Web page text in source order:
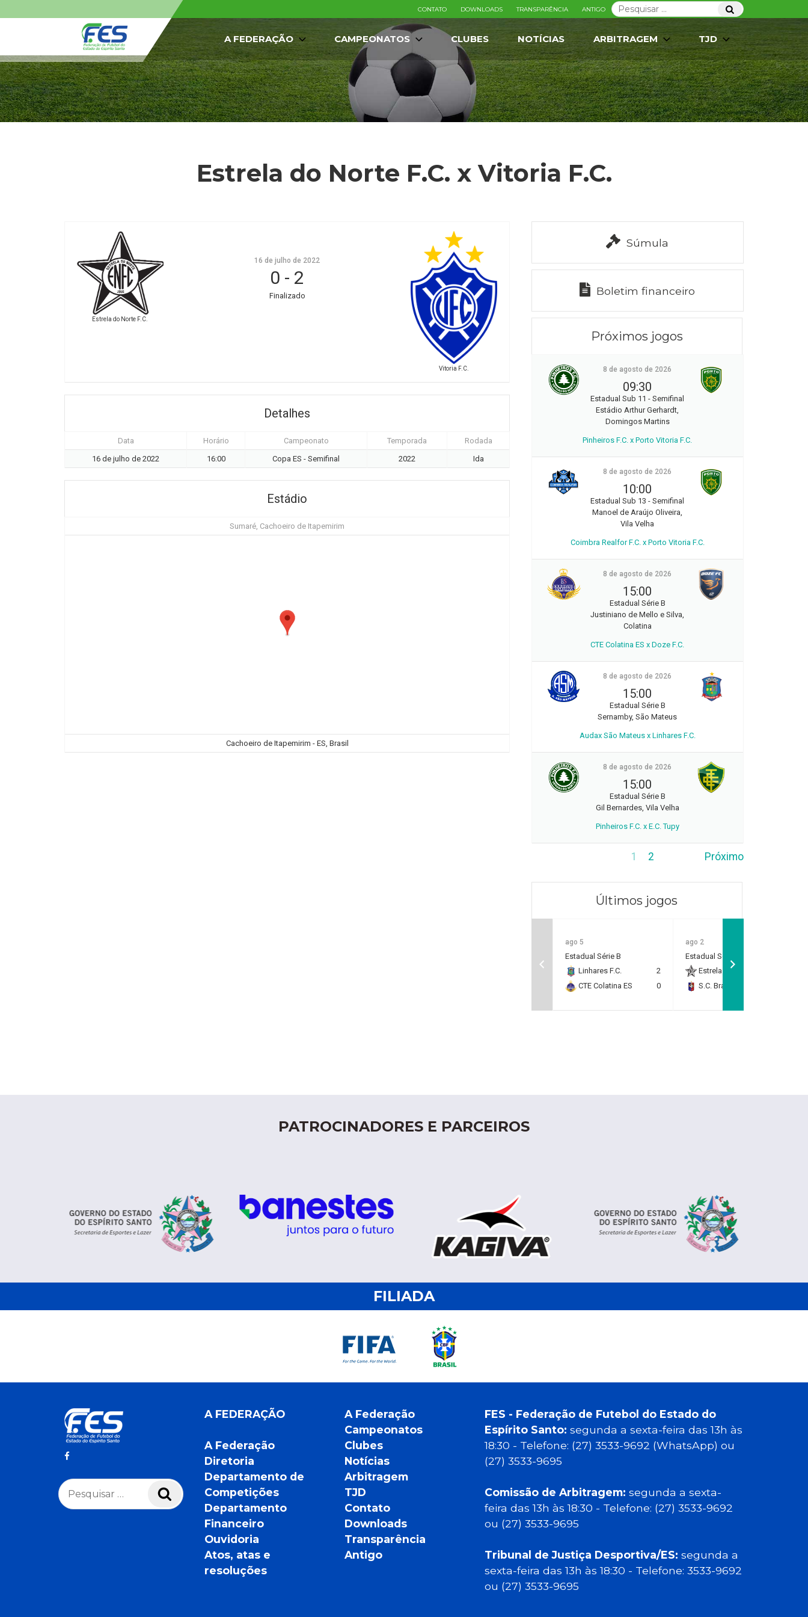
Pesquisar
por:
Pesquisar
CONTATO DOWNLOADS TRANSPARÊNCIA ANTIGO
A FEDERAÇÃO CAMPEONATOS CLUBES NOTÍCIAS ARBITRAGEM TJD
Estrela do Norte F.C. x Vitoria F.C.
Estrela do Norte F.C.
Vitoria F.C.
16 de julho de 2022
0 - 2
Finalizado
Detalhes
Data Horário Campeonato Temporada
Rodada
16 de julho de 2022
16:00 Copa ES - Semifinal 2022 Ida
Estádio
Sumaré, Cachoeiro de Itapemirim
Cachoeiro de Itapemirim - ES, Brasil
Súmula
Boletim financeiro
Próximos jogos
8 de agosto de 2026
09:30
Estadual Sub 11 - Semifinal
Estádio Arthur Gerhardt,
Domingos Martins
Pinheiros F.C. x Porto Vitoria F.C.
8 de agosto de 2026
10:00
Estadual Sub 13 - Semifinal
Manoel de Araújo Oliveira,
Vila Velha
Coimbra Realfor F.C. x Porto Vitoria F.C.
8 de agosto de 2026
15:00
Estadual Série B
Justiniano de Mello e Silva,
Colatina
CTE Colatina ES x Doze F.C.
8 de agosto de 2026
15:00
Estadual Série B
Sernamby, São Mateus
Audax São Mateus x Linhares F.C.
8 de agosto de 2026
15:00
Estadual Série B
Gil Bernardes, Vila Velha
Pinheiros F.C. x E.C. Tupy
1 2 Próximo
Últimos jogos
ago 5
Estadual Série B
Linhares F.C.
2
CTE Colatina ES
0
ago 2
Estadual Série B
Estrela do Norte F.C.
S.C. Brasil Capixaba
PATROCINADORES E PARCEIROS
FILIADA
Pesquisar
por:
Pesquisar
A FEDERAÇÃO
A Federação
Diretoria
Departamento de
Competições
Departamento
Financeiro
Ouvidoria
Atos, atas e
resoluções
A Federação
Campeonatos
Clubes
Notícias
Arbitragem
TJD
Contato
Downloads
Transparência
Antigo
FES - Federação de Futebol do Estado do
Espírito Santo: segunda a sexta-feira das 13h às
18:30 - Telefone: (27) 3533-9692 (WhatsApp) ou
(27) 3533-9695
Comissão de Arbitragem: segunda a sexta-
feira das 13h às 18:30 - Telefone: (27) 3533-9692
ou (27) 3533-9695
Tribunal de Justiça Desportiva/ES: segunda a
sexta-feira das 13h às 18:30 - Telefone: 3533-9692
ou (27) 3533-9695